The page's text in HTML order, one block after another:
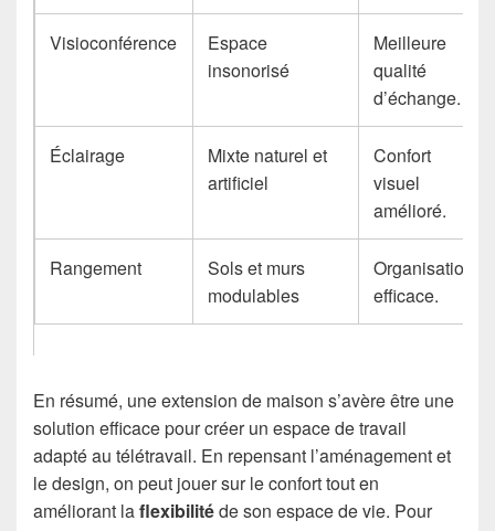
Visioconférence
Espace
insonorisé
Meilleure
qualité
d’échange.
Éclairage
Mixte naturel et
artificiel
Confort
visuel
amélioré.
Rangement
Sols et murs
modulables
Organisation
efficace.
En résumé, une extension de maison s’avère être une
solution efficace pour créer un espace de travail
adapté au télétravail. En repensant l’aménagement et
le design, on peut jouer sur le confort tout en
améliorant laflexibilitéde son espace de vie. Pour